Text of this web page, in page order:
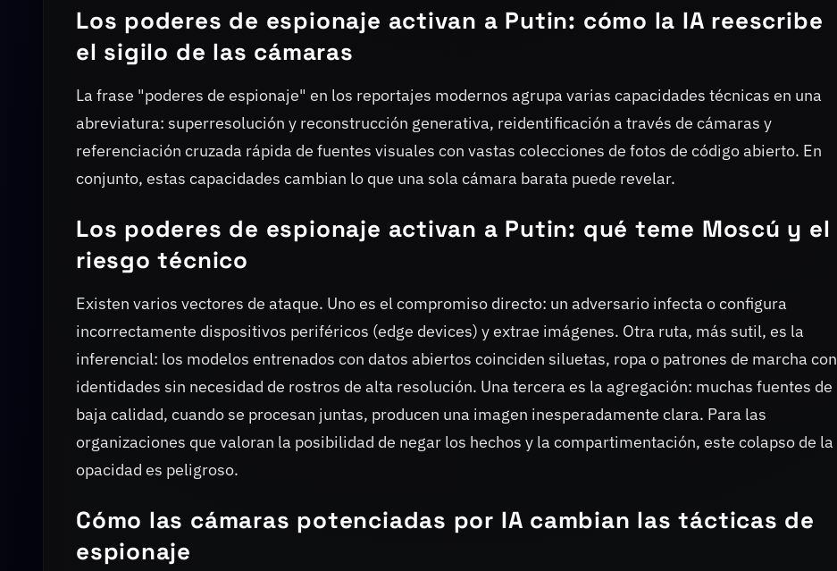
Los poderes de espionaje activan a Putin: cómo la IA reescribe
el sigilo de las cámaras
La frase "poderes de espionaje" en los reportajes modernos agrupa varias capacidades técnicas en una
abreviatura: superresolución y reconstrucción generativa, reidentificación a través de cámaras y
referenciación cruzada rápida de fuentes visuales con vastas colecciones de fotos de código abierto. En
conjunto, estas capacidades cambian lo que una sola cámara barata puede revelar.
Los poderes de espionaje activan a Putin: qué teme Moscú y el
riesgo técnico
Existen varios vectores de ataque. Uno es el compromiso directo: un adversario infecta o configura
incorrectamente dispositivos periféricos (edge devices) y extrae imágenes. Otra ruta, más sutil, es la
inferencial: los modelos entrenados con datos abiertos coinciden siluetas, ropa o patrones de marcha con
identidades sin necesidad de rostros de alta resolución. Una tercera es la agregación: muchas fuentes de
baja calidad, cuando se procesan juntas, producen una imagen inesperadamente clara. Para las
organizaciones que valoran la posibilidad de negar los hechos y la compartimentación, este colapso de la
opacidad es peligroso.
Cómo las cámaras potenciadas por IA cambian las tácticas de
espionaje